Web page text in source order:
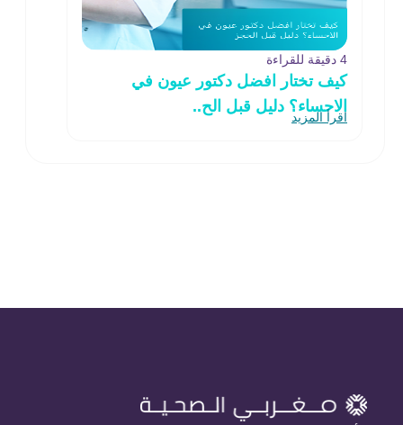
4 دقيقة للقراءة
كيف تختار افضل دكتور عيون في
الاحساء؟ دليل قبل الح..
اقرأ المزيد